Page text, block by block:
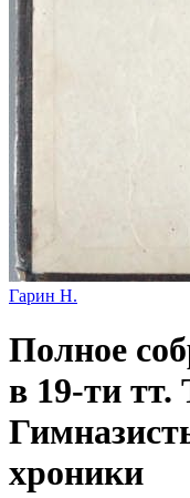
Гарин Н.
Полное
в 19-ти тт.
хроники